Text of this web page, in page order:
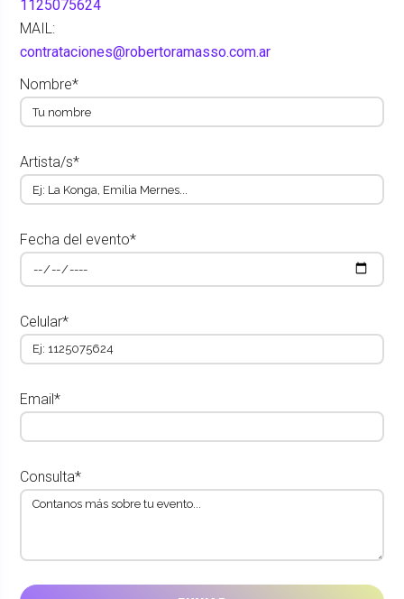
1125075624
MAIL:
contrataciones@robertoramasso.com.ar
Nombre*
Artista/s*
Fecha del evento*
Celular*
Email*
Consulta*